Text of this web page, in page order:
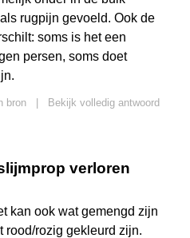
rugpijn gevoeld. Ook de
soms is het een
persen, soms doet
bron
Bekijk volledig antwoord
verloren
kan ook wat gemengd zijn
rood/rozig gekleurd zijn.